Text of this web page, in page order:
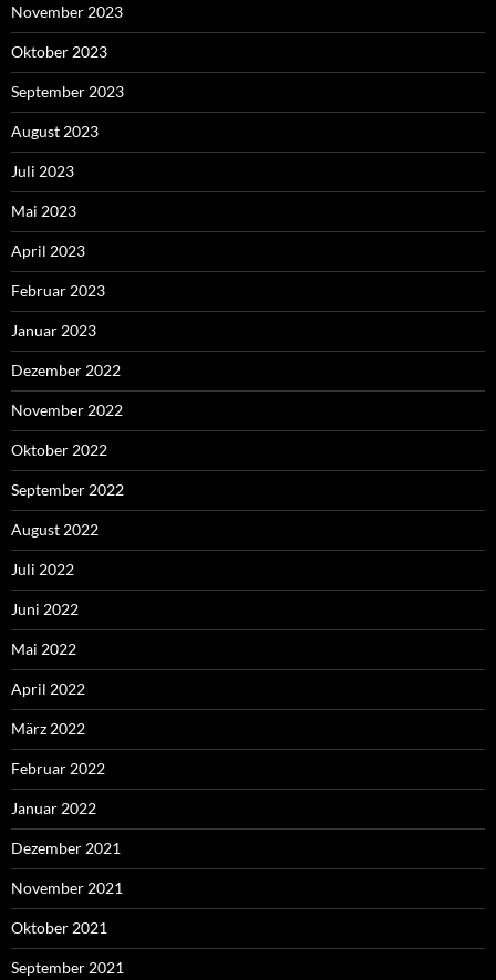
November 2023
Oktober 2023
September 2023
August 2023
Juli 2023
Mai 2023
April 2023
Februar 2023
Januar 2023
Dezember 2022
November 2022
Oktober 2022
September 2022
August 2022
Juli 2022
Juni 2022
Mai 2022
April 2022
März 2022
Februar 2022
Januar 2022
Dezember 2021
November 2021
Oktober 2021
September 2021